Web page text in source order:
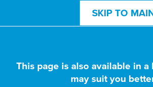
SKIP TO
This page is also available in a
may suit you